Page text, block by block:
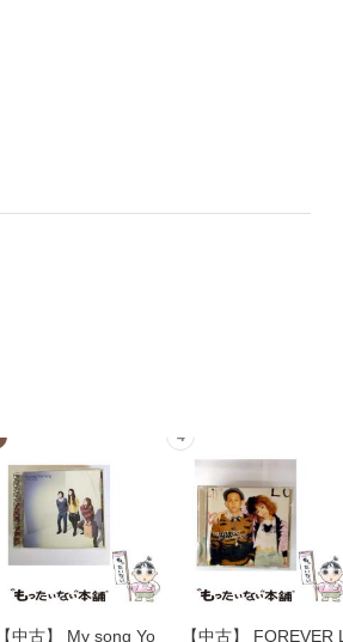
【中古】 My song Yo
4
【中古】 FOREVER L